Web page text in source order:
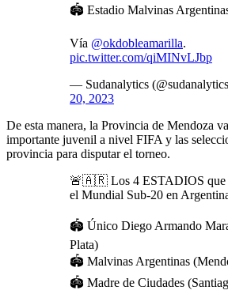
🏟️ Estadio Malvinas
Vía @okdobleamarilla.
pic.twitter.com/qiMINvLJbp
— Sudanalytics
20, 2023
De esta manera, la Provincia de Mendoza
importante juvenil a nivel FIFA y las
provincia para disputar el torneo.
🚨🇦🇷 Los 4 ESTADIOS que
el Mundial Sub-20 en
🏟️ Único Diego Armando
Plata)
🏟️ Malvinas Argentinas
🏟️ Madre de Ciudades